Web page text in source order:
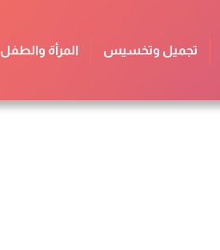
تجميل وتخسيس المرأة والطفل